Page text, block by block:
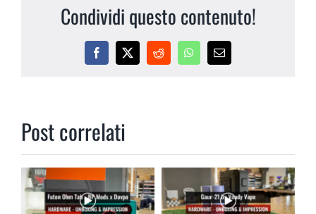
Condividi questo contenuto!
Facebook
X RedditWhatsApp
Email
Post correlati